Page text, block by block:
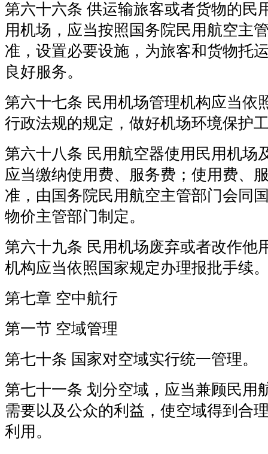
第六十六条 供运输旅客或者货物的民
用机场，应当按照国务院民用航空主
准，设置必要设施，为旅客和货物托
良好服务。
第六十七条 民用机场管理机构应当依
行政法规的规定，做好机场环境保护
第六十八条 民用航空器使用民用机场
应当缴纳使用费、服务费；使用费、
准，由国务院民用航空主管部门会同
物价主管部门制定。
第六十九条 民用机场废弃或者改作他
机构应当依照国家规定办理报批手续
第七章 空中航行
第一节 空域管理
第七十条 国家对空域实行统一管理。
第七十一条 划分空域，应当兼顾民用
需要以及公众的利益，使空域得到合
利用。